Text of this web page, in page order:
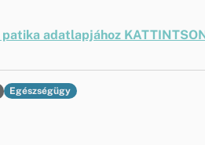
adatlapjához
Egészségügy